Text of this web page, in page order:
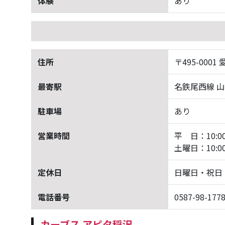
住所 〒495-0001
最寄駅 名鉄尾西線
駐車場 あり
営業時間
平 日：
土曜日：
定休日 日曜日・祝日
電話番号 0587-98-1778